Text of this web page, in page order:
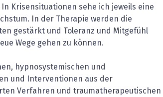
Krisensituationen sehe ich jeweils eine
In der Therapie werden die
gestärkt und Toleranz und Mitgefühl
Wege gehen zu können.
hypnosystemischen und
und Interventionen aus der
Verfahren und traumatherapeutischen